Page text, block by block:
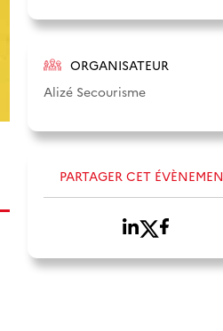
ORGANISATEUR
Alizé Secourisme
PARTAGER CET